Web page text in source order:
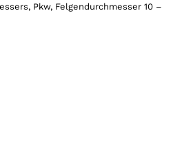
Pkw, Felgendurchmesser 10 –